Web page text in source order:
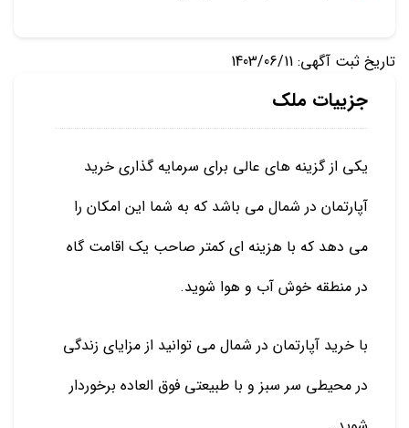
تاریخ ثبت آگهی: 1403/06/11
جزییات ملک
یکی از گزینه های عالی برای سرمایه گذاری خرید
آپارتمان در شمال می باشد که به شما این امکان را
می دهد که با هزینه ای کمتر صاحب یک اقامت گاه
در منطقه خوش آب و هوا شوید.
با خرید آپارتمان در شمال می توانید از مزایای زندگی
در محیطی سر سبز و با طبیعتی فوق العاده برخوردار